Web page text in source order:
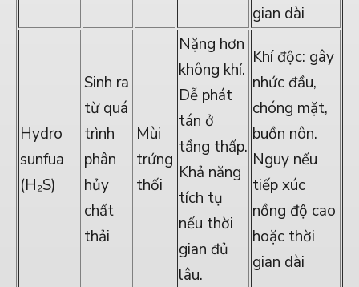
gian dài
Hydro
sunfua
(H₂S)
Sinh ra
từ quá
trình
phân
hủy
chất
thải
Mùi
trứng
thối
Nặng hơn
không khí.
Dễ phát
tán ở
tầng thấp.
Khả năng
tích tụ
nếu thời
gian đủ
lâu.
Khí độc: gây
nhức đầu,
chóng mặt,
buồn nôn.
Nguy nếu
tiếp xúc
nồng độ cao
hoặc thời
gian dài